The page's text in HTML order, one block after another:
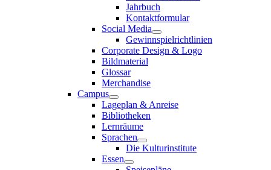
Jahrbuch
Kontaktformular
Social Media
Gewinnspielrichtlinien
Corporate Design & Logo
Bildmaterial
Glossar
Merchandise
Campus
Lageplan & Anreise
Bibliotheken
Lernräume
Sprachen
Die Kulturinstitute
Essen